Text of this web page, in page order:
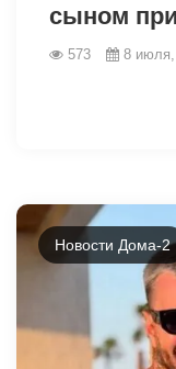
сыном
573 8 июля,
Новости Дома-2